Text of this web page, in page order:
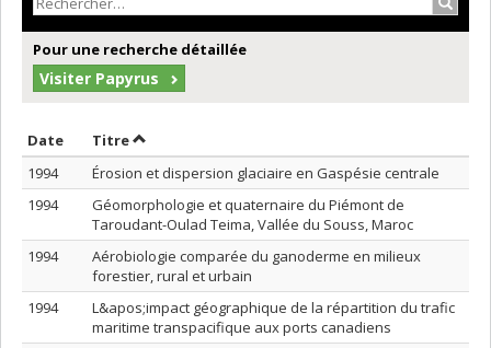
Pour une recherche détaillée
Visiter Papyrus
Date Trier par date en ordre décroissant
TitreTrier par titre en ordre décroissant
1994
Érosion et dispersion glaciaire en Gaspésie centrale
1994
Géomorphologie et quaternaire du Piémont de
Taroudant-Oulad Teima, Vallée du Souss, Maroc
1994
Aérobiologie comparée du ganoderme en milieux
forestier, rural et urbain
1994
L&apos;impact géographique de la répartition du trafic
maritime transpacifique aux ports canadiens